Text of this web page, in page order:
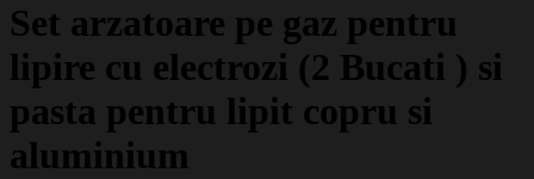
Set arzatoare pe gaz pentru
lipire cu electrozi (2 Bucati ) si
pasta pentru lipit copru si
aluminium